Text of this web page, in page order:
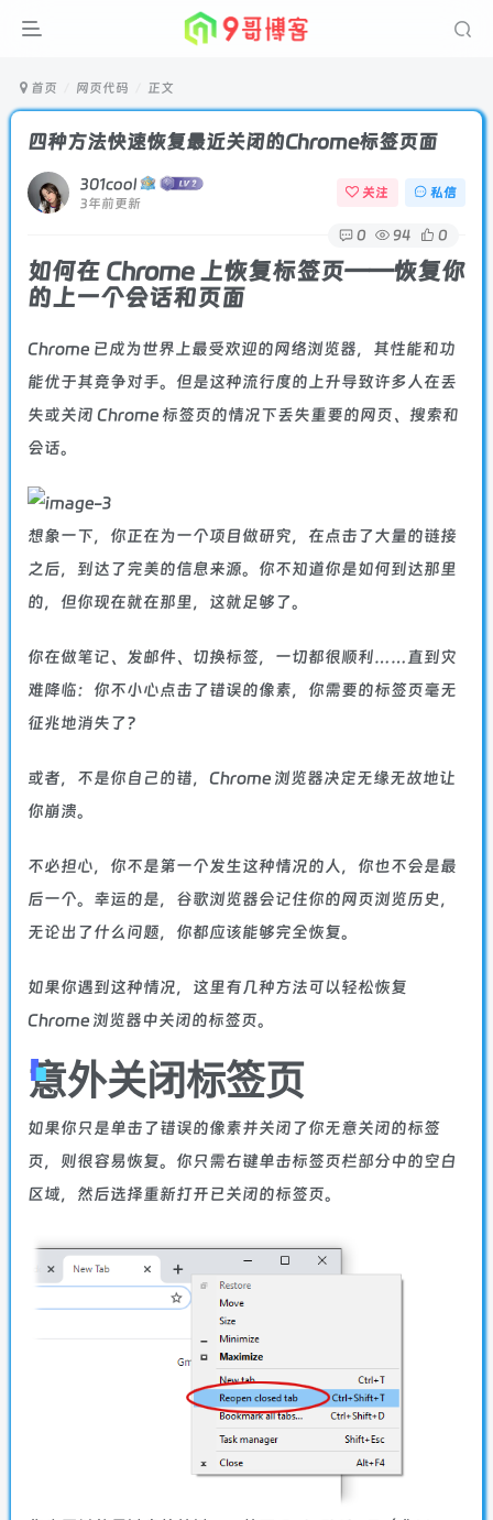
首页 网页代码 正文
四种方法快速恢复最近关闭的Chrome标签页面
301cool
3年前更新
关注 私信
0 94 0
如何在 Chrome 上恢复标签页——恢复你
的上一个会话和页面
Chrome 已成为世界上最受欢迎的网络浏览器，其性能和功
能优于其竞争对手。但是这种流行度的上升导致许多人在丢
失或关闭 Chrome 标签页的情况下丢失重要的网页、搜索和
会话。
想象一下，你正在为一个项目做研究，在点击了大量的链接
之后，到达了完美的信息来源。你不知道你是如何到达那里
的，但你现在就在那里，这就足够了。
你在做笔记、发邮件、切换标签，一切都很顺利……直到灾
难降临：你不小心点击了错误的像素，你需要的标签页毫无
征兆地消失了?
或者，不是你自己的错，Chrome 浏览器决定无缘无故地让
你崩溃。
不必担心，你不是第一个发生这种情况的人，你也不会是最
后一个。幸运的是，谷歌浏览器会记住你的网页浏览历史，
无论出了什么问题，你都应该能够完全恢复。
如果你遇到这种情况，这里有几种方法可以轻松恢复
Chrome 浏览器中关闭的标签页。
意外关闭标签页
如果你只是单击了错误的像素并关闭了你无意关闭的标签
页，则很容易恢复。你只需右键单击标签页栏部分中的空白
区域，然后选择重新打开已关闭的标签页。